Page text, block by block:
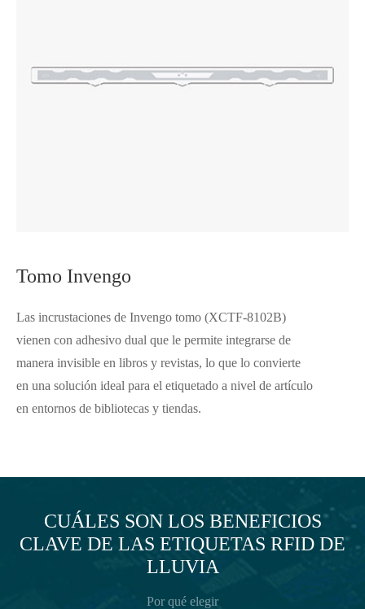
Tomo Invengo
Las incrustaciones de Invengo tomo (XCTF-8102B)
vienen con adhesivo dual que le permite integrarse de
manera invisible en libros y revistas, lo que lo convierte
en una solución ideal para el etiquetado a nivel de artículo
en entornos de bibliotecas y tiendas.
CUÁLES SON LOS BENEFICIOS
CLAVE DE LAS ETIQUETAS RFID DE
LLUVIA
Por qué elegir